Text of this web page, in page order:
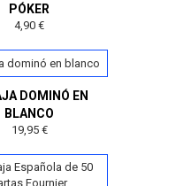
PÓKER
4,90 €
DOMINÓ EN
BLANCO
19,95 €